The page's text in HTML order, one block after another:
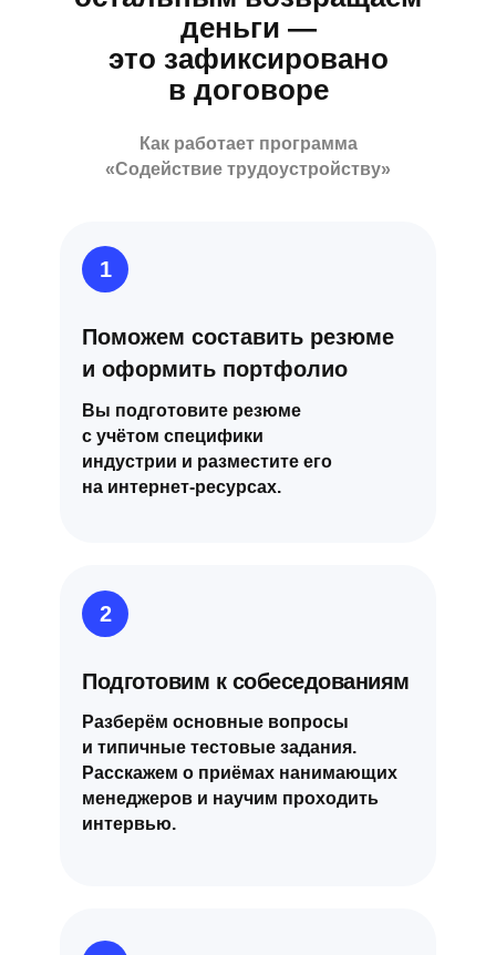
деньги —
это зафиксировано
в договоре
Как работает программа
«Содействие трудоустройству»
Поможем составить резюме
и оформить портфолио
1
Вы подготовите резюме
с учётом специфики
индустрии и разместите его
на интернет-ресурсах.
Подготовим к собеседованиям
2
Разберём основные вопросы
и типичные тестовые задания.
Расскажем о приёмах нанимающих
менеджеров и научим проходить
интервью.